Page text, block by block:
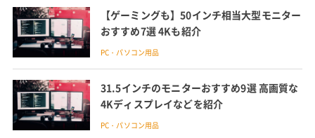
【ゲーミングも】50インチ相当大型モニター
おすすめ7選 4Kも紹介
PC・パソコン用品
31.5インチのモニターおすすめ9選 高画質な
4Kディスプレイなどを紹介
PC・パソコン用品